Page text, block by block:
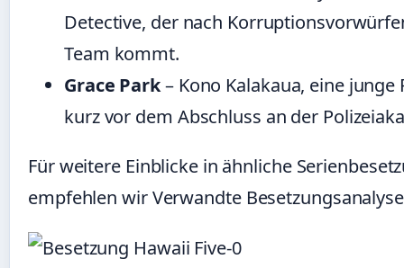
Detective, der nach
Team kommt.
Grace Park– Kono Kalakaua, eine junge
kurz vor dem Abschluss an der
Für weitere Einblicke in ähnliche
empfehlen wirVerwandte